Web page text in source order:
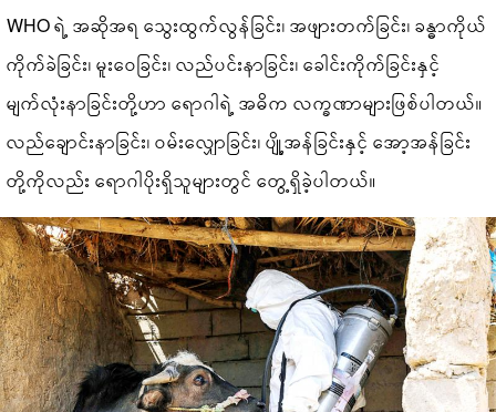
WHO ရဲ့ အဆိုအရ သွေးထွက်လွန်ခြင်း၊ အဖျားတက်ခြင်း၊ ခန္ဓာကိုယ်
ကိုက်ခဲခြင်း၊ မူးဝေခြင်း၊ လည်ပင်းနာခြင်း၊ ခေါင်းကိုက်ခြင်းနှင့်
မျက်လုံးနာခြင်းတို့ဟာ ရောဂါရဲ့ အဓိက လက္ခဏာများဖြစ်ပါတယ်။
လည်ချောင်းနာခြင်း၊ ဝမ်းလျှောခြင်း၊ ပျို့အန်ခြင်းနှင့် အော့အန်ခြင်း
တို့ကိုလည်း ရောဂါပိုးရှိသူများတွင် တွေ့ရှိခဲ့ပါတယ်။